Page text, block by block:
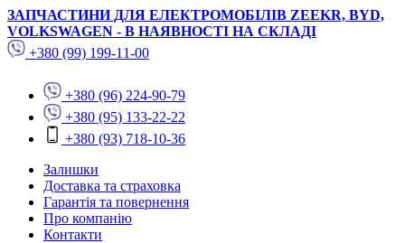
ЗАПЧАСТИНИ ДЛЯ ЕЛЕКТРОМОБІЛІВ ZEEKR, BYD,
VOLKSWAGEN - В НАЯВНОСТІ НА СКЛАДІ
+380 (99) 199-11-00
+380 (96) 224-90-79
+380 (95) 133-22-22
+380 (93) 718-10-36
Залишки
Доставка та страховка
Гарантія та повернення
Про компанію
Контакти